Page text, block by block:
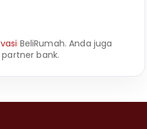
BeliRumah. Anda juga
bank.